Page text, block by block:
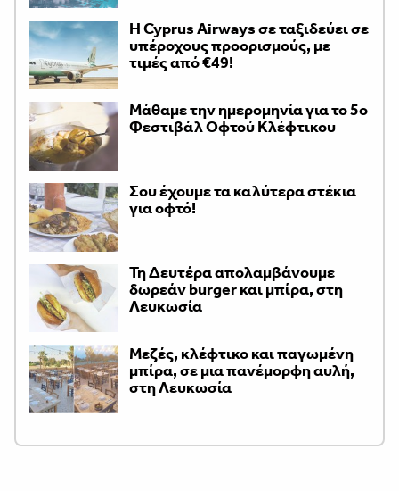
H Cyprus Airways σε ταξιδεύει σε
υπέροχους προορισμούς, με
τιμές από €49!
Μάθαμε την ημερομηνία για το 5ο
Φεστιβάλ Οφτού Κλέφτικου
Σου έχουμε τα καλύτερα στέκια
για οφτό!
Τη Δευτέρα απολαμβάνουμε
δωρεάν burger και μπίρα, στη
Λευκωσία
Μεζές, κλέφτικο και παγωμένη
μπίρα, σε μια πανέμορφη αυλή,
στη Λευκωσία